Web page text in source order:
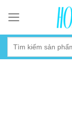
content